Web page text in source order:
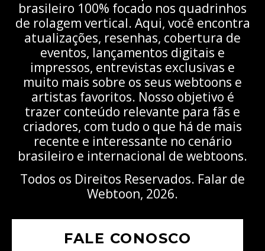
brasileiro 100% focado nos quadrinhos
de rolagem vertical. Aqui, você encontra
atualizações, resenhas, cobertura de
eventos, lançamentos digitais e
impressos, entrevistas exclusivas e
muito mais sobre os seus webtoons e
artistas favoritos. Nosso objetivo é
trazer conteúdo relevante para fãs e
criadores, com tudo o que há de mais
recente e interessante no cenário
brasileiro e internacional de webtoons.
Todos os Direitos Reservados. Falar de
Webtoon, 2026.
FALE CONOSCO